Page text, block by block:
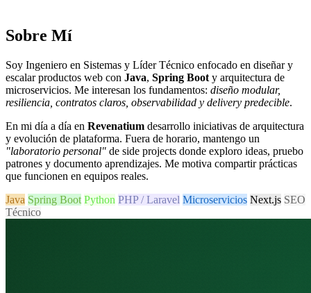
Sobre Mí
Soy Ingeniero en Sistemas y Líder Técnico enfocado en diseñar y
escalar productos web con Java, Spring Boot y arquitectura de
microservicios. Me interesan los fundamentos: diseño modular,
resiliencia, contratos claros, observabilidad y delivery predecible.
En mi día a día en Revenatium desarrollo iniciativas de arquitectura
y evolución de plataforma. Fuera de horario, mantengo un
"laboratorio personal" de side projects donde exploro ideas, pruebo
patrones y documento aprendizajes. Me motiva compartir prácticas
que funcionen en equipos reales.
Java Spring Boot Python PHP / Laravel Microservicios Next.js SEO
Técnico